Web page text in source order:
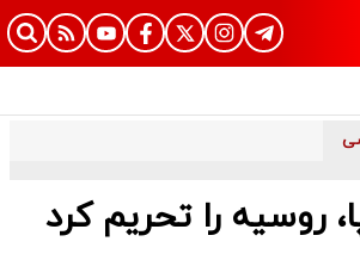
روسیه را تحریم کرد